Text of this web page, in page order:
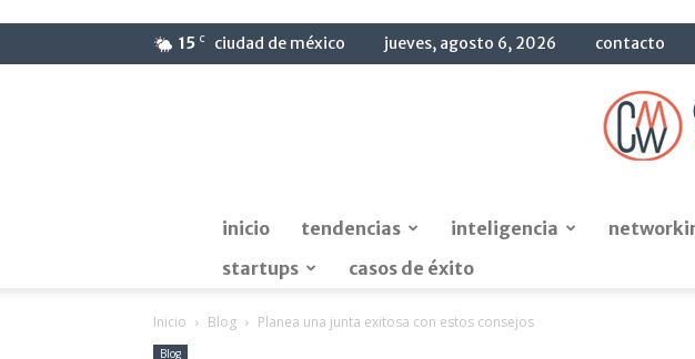
15 C ciudad de méxico jueves, agosto 6, 2026 contacto
inicio tendencias inteligencia
startups
casos de éxito
Inicio Blog Planea una junta exitosa con estos consejos
Blog